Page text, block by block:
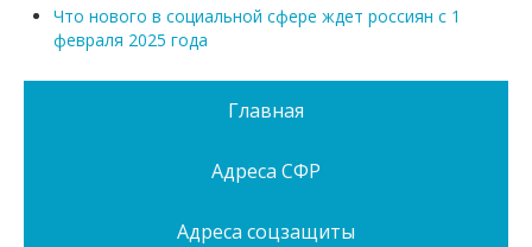
Что нового в социальной сфере ждет россиян с 1
февраля 2025 года
Главная
Адреса СФР
Адреса соцзащиты